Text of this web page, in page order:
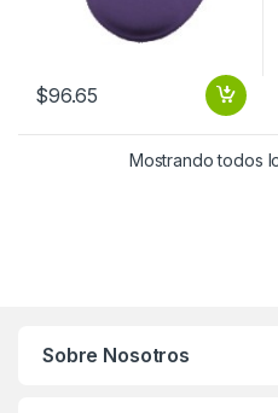
$96.65
Mostrando todos
Sobre Nosotros